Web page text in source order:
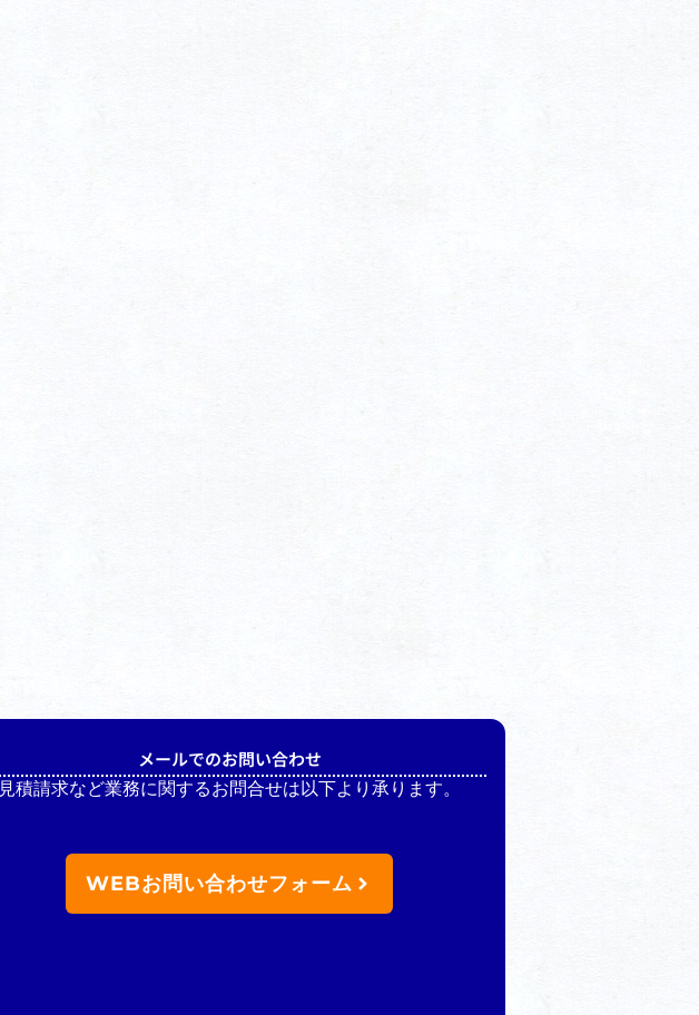
メールでのお問い合わせ
見積請求など業務に関するお問合せは以下より承ります。
WEBお問い合わせフォーム